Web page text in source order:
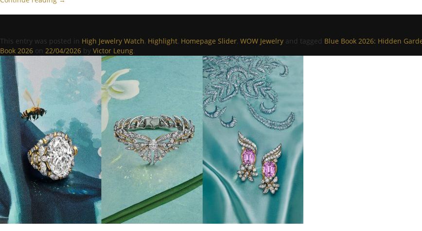
This entry was posted in High Jewelry Watch, Highlight, Homepage Slider, WOW Jewelry and tagged Blue Book 2026: Hidden
Book 2026 on 22/04/2026 by Victor Leung.